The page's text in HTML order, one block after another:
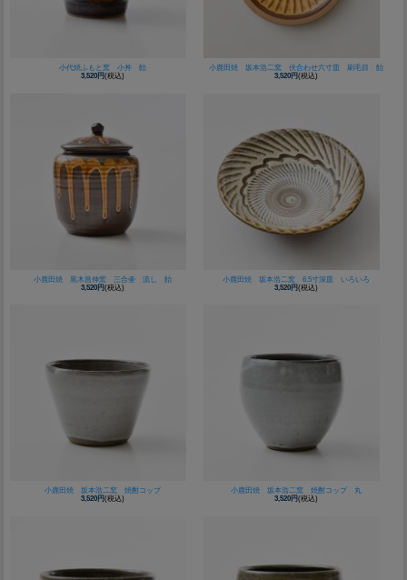
小代焼ふもと窯 小丼 飴
3,520円(税込)
小鹿田焼 坂本浩二窯 伏合わせ六寸皿 刷毛目 飴
3,520円(税込)
小鹿田焼 黒木昌伸窯 三合壷 流し 飴
3,520円(税込)
小鹿田焼 坂本浩二窯 6.5寸深皿 いろいろ
3,520円(税込)
小鹿田焼 坂本浩二窯 焼酎コップ
3,520円(税込)
小鹿田焼 坂本浩二窯 焼酎コップ 丸
3,520円(税込)